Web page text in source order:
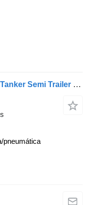
ZW Group 3 Axle Aluminum Fuel Tanker Semi Trailer for sale Saudi
pneumática